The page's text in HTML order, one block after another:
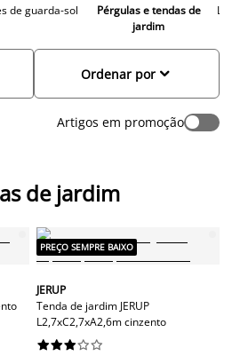
de sofisticação e modernidade ao
de guarda-sol
Pérgulas e tendas de
jardim

Ordenar por
Artigos em promoção
de jardim
PREÇO SEMPRE BAIXO
JERUP
Tenda de jardim JERUP
L2,7xC2,7xA2,6m cinzento





